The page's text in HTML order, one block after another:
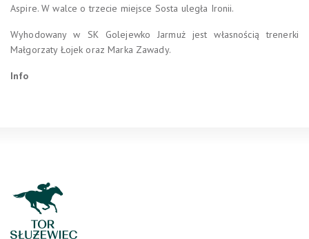
Aspire. W walce o trzecie miejsce Sosta uległa Ironii.
Wyhodowany w SK Golejewko Jarmuż jest własnością trenerki
Małgorzaty Łojek oraz Marka Zawady.
Info